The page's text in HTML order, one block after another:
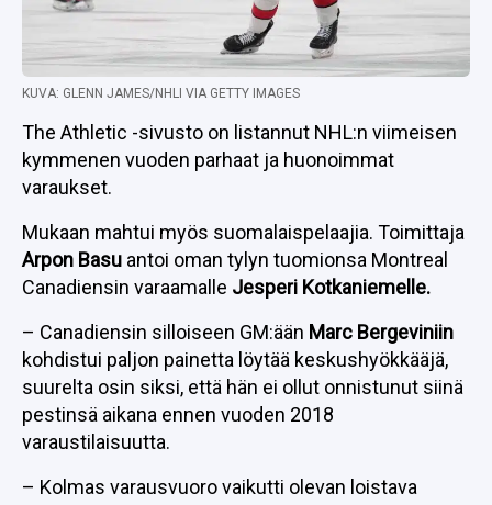
KUVA: GLENN JAMES/NHLI VIA GETTY IMAGES
The Athletic -sivusto on listannut NHL:n viimeisen
kymmenen vuoden parhaat ja huonoimmat
varaukset.
Mukaan mahtui myös suomalaispelaajia. Toimittaja
Arpon Basu antoi oman tylyn tuomionsa Montreal
Canadiensin varaamalle Jesperi Kotkaniemelle.
– Canadiensin silloiseen GM:ään Marc Bergeviniin
kohdistui paljon painetta löytää keskushyökkääjä,
suurelta osin siksi, että hän ei ollut onnistunut siinä
pestinsä aikana ennen vuoden 2018
varaustilaisuutta.
– Kolmas varausvuoro vaikutti olevan loistava